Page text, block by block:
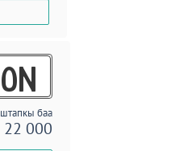
баа
22 000